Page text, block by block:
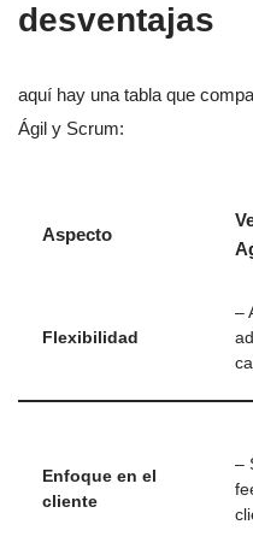
desventajas
aquí hay una tabla que
Ágil y Scrum:
Aspecto
Flexibilidad
–
Enfoque en el
cliente
–